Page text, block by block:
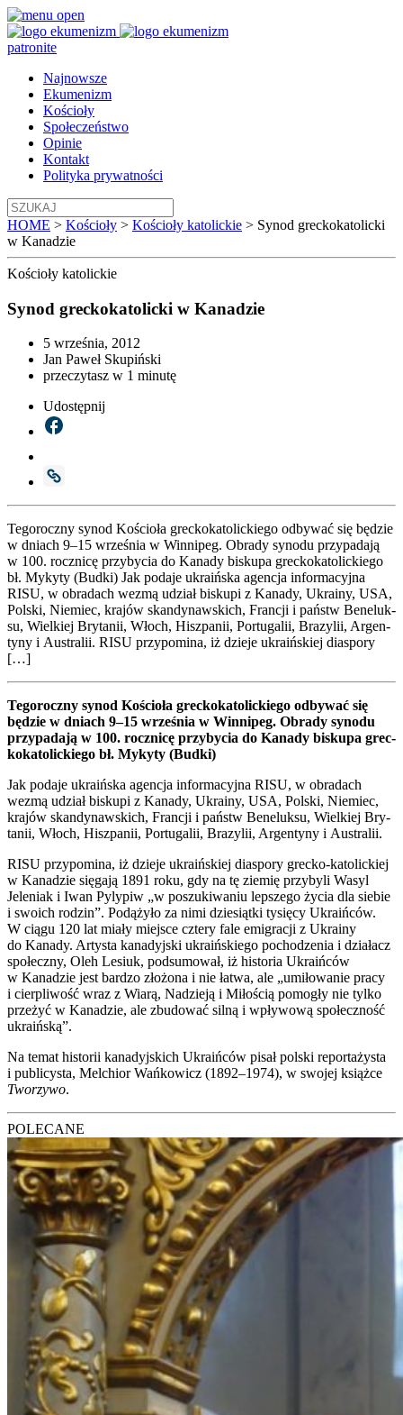
patronite
Najnowsze
Ekumenizm
Kościoły
Społeczeństwo
Opinie
Kontakt
Polityka prywatności
HOME > Kościoły > Kościoły katolickie > Synod greckokatolicki
w Kanadzie
Kościoły katolickie
Synod greckokatolicki w Kanadzie
5 września, 2012
Jan Paweł Skupiński
przeczytasz w 1 minutę
Udostępnij
Tego­rocz­ny synod Kościo­ła grec­ko­ka­to­lic­kie­go odby­wać się będzie
w dniach 9–15 wrze­śnia w Win­ni­peg. Obra­dy syno­du przy­pa­da­ją
w 100. rocz­ni­cę przy­by­cia do Kana­dy bisku­pa grec­ko­ka­to­lic­kie­go
bł. Myky­ty (Bud­ki) Jak poda­je ukra­iń­ska agen­cja infor­ma­cyj­na
RISU, w obra­dach wezmą udział bisku­pi z Kana­dy, Ukra­iny, USA,
Pol­ski, Nie­miec, kra­jów skan­dy­naw­skich, Fran­cji i państw Bene­luk­
su, Wiel­kiej Bry­ta­nii, Włoch, Hisz­pa­nii, Por­tu­ga­lii, Bra­zy­lii, Argen­
ty­ny i Austra­lii. RISU przy­po­mi­na, iż dzie­je ukra­iń­skiej dia­spo­ry
[…]
Tego­rocz­ny synod Kościo­ła grec­ko­ka­to­lic­kie­go odby­wać się
będzie w dniach 9–15 wrze­śnia w Win­ni­peg. Obra­dy syno­du
przy­pa­da­ją w 100. rocz­ni­cę przy­by­cia do Kana­dy bisku­pa grec­
ko­ka­to­lic­kie­go bł. Myky­ty (Bud­ki)
Jak poda­je ukra­iń­ska agen­cja infor­ma­cyj­na RISU, w obra­dach
wezmą udział bisku­pi z Kana­dy, Ukra­iny, USA, Pol­ski, Nie­miec,
kra­jów skan­dy­naw­skich, Fran­cji i państw Bene­luk­su, Wiel­kiej Bry­
ta­nii, Włoch, Hisz­pa­nii, Por­tu­ga­lii, Bra­zy­lii, Argen­ty­ny i Austra­lii.
RISU przy­po­mi­na, iż dzie­je ukra­iń­skiej dia­spo­ry grec­ko-kato­lic­kiej
w Kana­dzie się­ga­ją 1891 roku, gdy na tę zie­mię przy­by­li Wasyl
Jele­niak i Iwan Pyly­piw „w poszu­ki­wa­niu lep­sze­go życia dla sie­bie
i swo­ich rodzin”. Podą­ży­ło za nimi dzie­siąt­ki tysię­cy Ukra­iń­ców.
W cią­gu 120 lat mia­ły miej­sce czte­ry fale emi­gra­cji z Ukra­iny
do Kana­dy. Arty­sta kana­dyj­ski ukra­iń­skie­go pocho­dze­nia i dzia­łacz
spo­łecz­ny, Oleh Lesiuk, pod­su­mo­wał, iż histo­ria Ukra­iń­ców
w Kana­dzie jest bar­dzo zło­żo­na i nie łatwa, ale „umi­ło­wa­nie pra­cy
i cier­pli­wość wraz z Wia­rą, Nadzie­ją i Miło­ścią pomo­gły nie tyl­ko
prze­żyć w Kana­dzie, ale zbu­do­wać sil­ną i wpły­wo­wą spo­łecz­ność
ukra­iń­ską”.
Na temat histo­rii kana­dyj­skich Ukra­iń­ców pisał pol­ski repor­ta­ży­sta
i publi­cy­sta, Mel­chior Wań­ko­wicz (1892–1974), w swo­jej książ­ce
Two­rzy­wo.
POLECANE